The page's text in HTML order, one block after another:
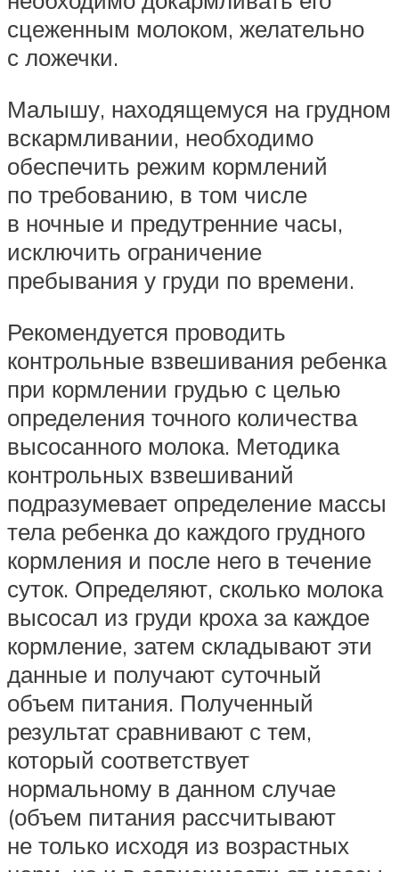
сцеженным молоком, желательно
с ложечки.
Малышу, находящемуся на грудном
вскармливании, необходимо
обеспечить режим кормлений
по требованию, в том числе
в ночные и предутренние часы,
исключить ограничение
пребывания у груди по времени.
Рекомендуется проводить
контрольные взвешивания ребенка
при кормлении грудью с целью
определения точного количества
высосанного молока. Методика
контрольных взвешиваний
подразумевает определение массы
тела ребенка до каждого грудного
кормления и после него в течение
суток. Определяют, сколько молока
высосал из груди кроха за каждое
кормление, затем складывают эти
данные и получают суточный
объем питания. Полученный
результат сравнивают с тем,
который соответствует
нормальному в данном случае
(объем питания рассчитывают
не только исходя из возрастных